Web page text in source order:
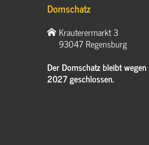
Domschatz
Krauterermarkt 3
93047 Regensburg
Der Domschatz bleibt
2027 geschlossen.